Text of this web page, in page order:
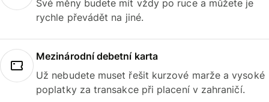
Své měny budete mít vždy po ruce a můžete je
rychle převádět na jiné.
Mezinárodní debetní karta
Už nebudete muset řešit kurzové marže a vysoké
poplatky za transakce při placení v zahraničí.